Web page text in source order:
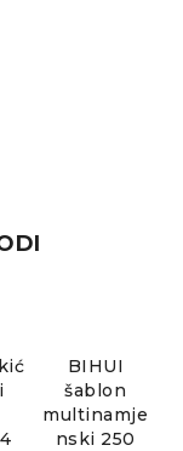
BIHUI
šablon
multinamje
nski 250